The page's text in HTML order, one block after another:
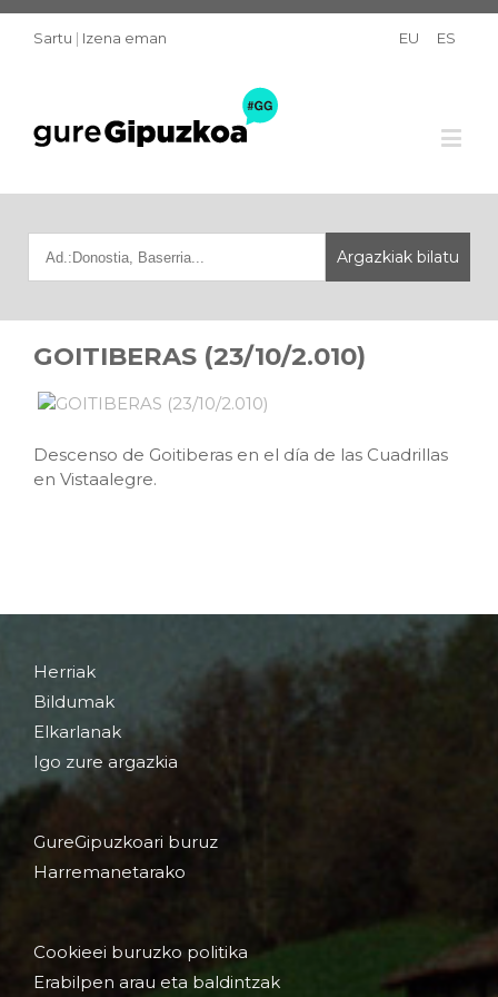
Sartu | Izena eman EU ES
GOITIBERAS (23/10/2.010)
Descenso de Goitiberas en el día de las Cuadrillas
en Vistaalegre.
Herriak
Bildumak
Elkarlanak
Igo zure argazkia
GureGipuzkoari buruz
Harremanetarako
Cookieei buruzko politika
Erabilpen arau eta baldintzak